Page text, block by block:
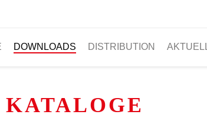
DOWNLOADS DISTRIBUTION
KATALOGE